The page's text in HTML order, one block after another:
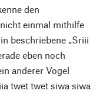
den
einmal mithilfe
beschriebene „Sriii
eben noch
anderer Vogel
twet twet siwa siwa